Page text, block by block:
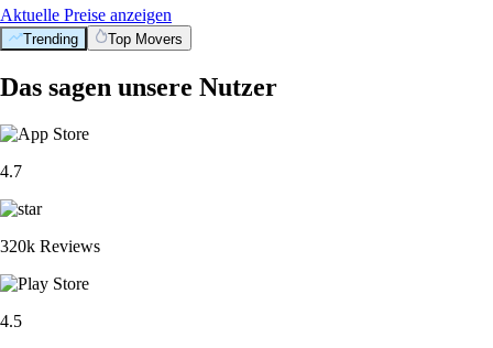
Aktuelle Preise anzeigen
Trending Top Movers
Das sagen unsere Nutzer
4.7
320k Reviews
4.5